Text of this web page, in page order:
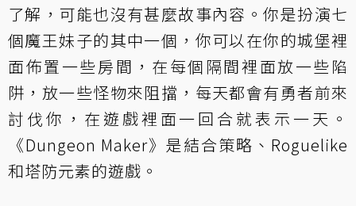
了解，可能也沒有甚麼故事內容。你是扮演七
個魔王妹子的其中一個，你可以在你的城堡裡
面佈置一些房間，在每個隔間裡面放一些陷
阱，放一些怪物來阻擋，每天都會有勇者前來
討伐你，在遊戲裡面一回合就表示一天。
《Dungeon Maker》是結合策略、Roguelike
和塔防元素的遊戲。